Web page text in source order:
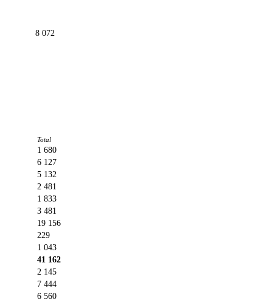
8 072
Total
1 680
6 127
5 132
2 481
1 833
3 481
19 156
229
1 043
41 162
2 145
7 444
6 560